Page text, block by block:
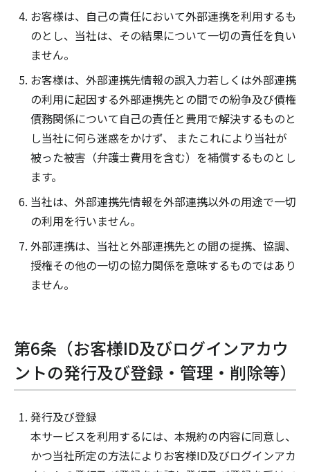
お客様は、自己の責任において外部連携を利用するも
のとし、当社は、その結果について一切の責任を負い
ません。
お客様は、外部連携先情報の誤入力若しくは外部連携
の利用に起因する外部連携先との間での紛争及び債権
債務関係について自己の責任と費用で解決するものと
し当社に何ら迷惑をかけず、 またこれにより当社が
被った被害（弁護士費用を含む）を補償するものとし
ます。
当社は、外部連携先情報を外部連携以外の用途で一切
の利用を行いません。
外部連携は、当社と外部連携先との間の提携、協調、
授権その他の一切の協力関係を意味するものではあり
ません。
第6条（お客様ID及びログインアカウ
ントの発行及び登録・管理・削除等）
発行及び登録
本サービスを利用するには、本規約の内容に同意し、
かつ当社所定の方法によりお客様ID及びログインアカ